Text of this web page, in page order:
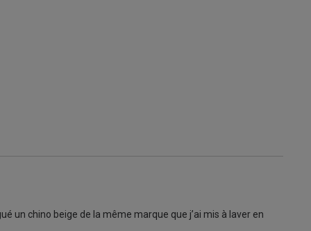
un chino beige de la même marque que j’ai mis à laver en